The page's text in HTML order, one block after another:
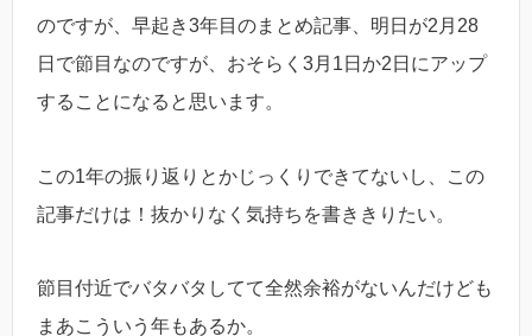
のですが、早起き3年目のまとめ記事、明日が2月28
日で節目なのですが、おそらく3月1日か2日にアップ
することになると思います。
この1年の振り返りとかじっくりできてないし、この
記事だけは！抜かりなく気持ちを書ききりたい。
節目付近でバタバタしてて全然余裕がないんだけども
まあこういう年もあるか。